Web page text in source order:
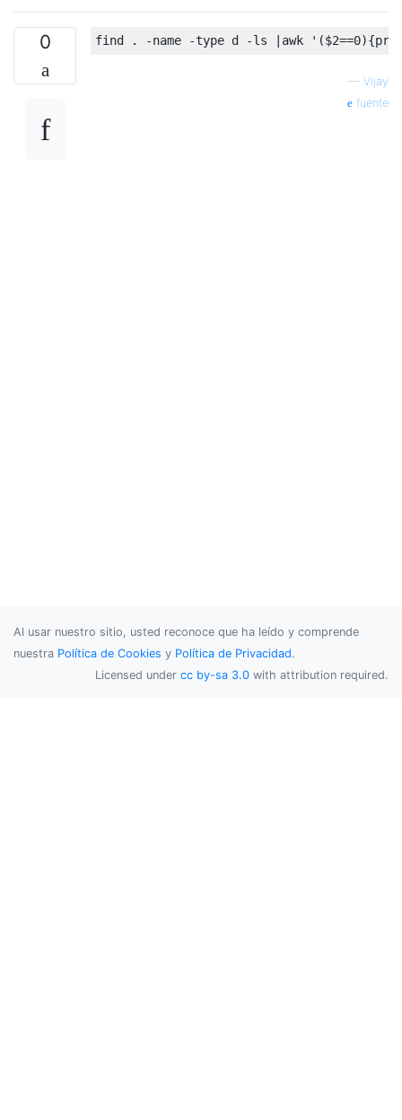
0 find . -name -type d -ls | awk
— Vijay
fuente
Al usar nuestro sitio, usted reconoce que ha leído y comprende
nuestra Política de Cookies y Política de Privacidad.
Licensed under cc by-sa 3.0 with attribution required.